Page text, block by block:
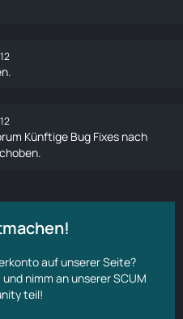
Künftige Bug Fixes nach
auf unserer Seite?
und nimm an unserer SCUM
teil!